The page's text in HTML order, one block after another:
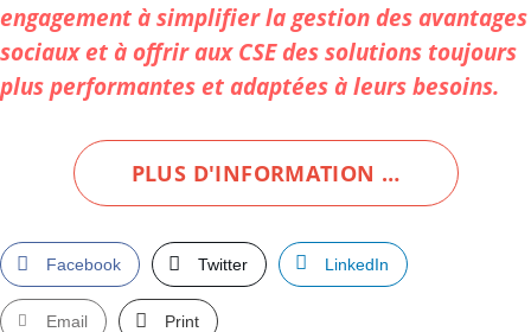
engagement à simplifier la gestion des avantages
sociaux et à offrir aux CSE des solutions toujours
plus performantes et adaptées à leurs besoins.
PLUS D'INFORMATION …
Facebook Twitter LinkedIn
Email Print